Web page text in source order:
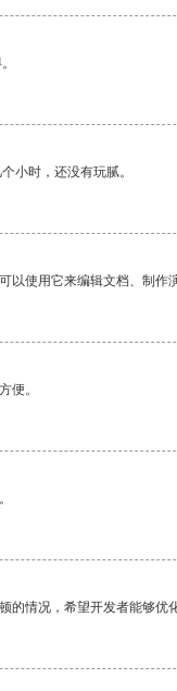
小时，还没有玩腻。
使用它来编辑文档、制作
便。
情况，希望开发者能够优